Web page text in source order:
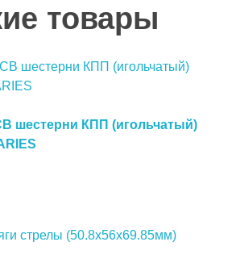
товары
шестерни КПП (игольчатый)